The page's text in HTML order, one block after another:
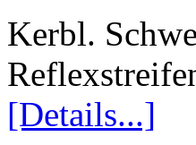
Kerbl.
[Details...]